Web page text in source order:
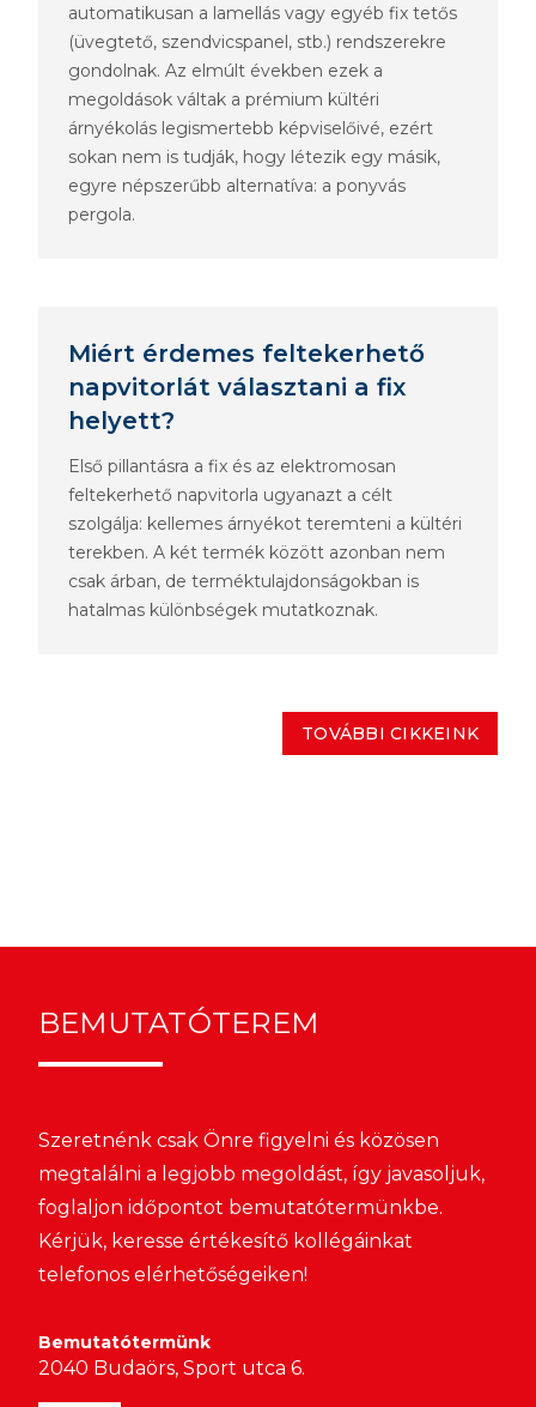
automatikusan a lamellás vagy egyéb fix tetős
(üvegtető, szendvicspanel, stb.) rendszerekre
gondolnak. Az elmúlt években ezek a
megoldások váltak a prémium kültéri
árnyékolás legismertebb képviselőivé, ezért
sokan nem is tudják, hogy létezik egy másik,
egyre népszerűbb alternatíva: a ponyvás
pergola.
Miért érdemes feltekerhető
napvitorlát választani a fix
helyett?
Első pillantásra a fix és az elektromosan
feltekerhető napvitorla ugyanazt a célt
szolgálja: kellemes árnyékot teremteni a kültéri
terekben. A két termék között azonban nem
csak árban, de terméktulajdonságokban is
hatalmas különbségek mutatkoznak.
TOVÁBBI CIKKEINK
BEMUTATÓTEREM
Szeretnénk csak Önre figyelni és közösen
megtalálni a legjobb megoldást, így javasoljuk,
foglaljon időpontot bemutatótermünkbe.
Kérjük, keresse értékesítő kollégáinkat
telefonos elérhetőségeiken!
Bemutatótermünk
2040 Budaörs, Sport utca 6.